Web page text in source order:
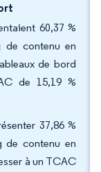
60,37 %
de contenu en
de bord
de 15,19 %
37,86 %
de contenu en
à un TCAC